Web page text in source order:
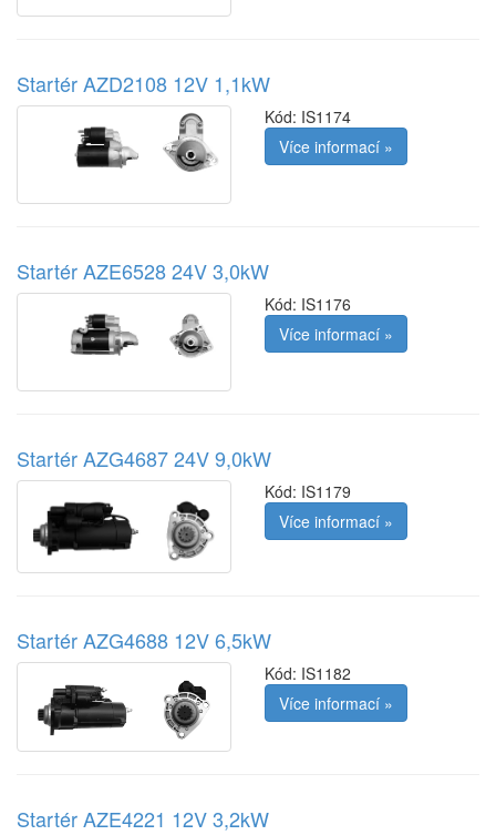
Startér AZD2108 12V 1,1kW
Kód: IS1174
Více informací »
Startér AZE6528 24V 3,0kW
Kód: IS1176
Více informací »
Startér AZG4687 24V 9,0kW
Kód: IS1179
Více informací »
Startér AZG4688 12V 6,5kW
Kód: IS1182
Více informací »
Startér AZE4221 12V 3,2kW